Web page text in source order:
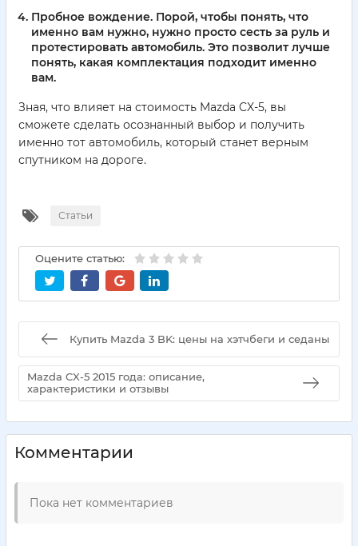
Пробное вождение. Порой, чтобы понять, что
именно вам нужно, нужно просто сесть за руль и
протестировать автомобиль. Это позволит лучше
понять, какая комплектация подходит именно
вам.
Зная, что влияет на стоимость Mazda CX-5, вы
сможете сделать осознанный выбор и получить
именно тот автомобиль, который станет верным
спутником на дороге.
Статьи
Оцените статью:
Купить Mazda 3 BK: цены на хэтчбеги и седаны
Mazda CX-5 2015 года: описание,
характеристики и отзывы
Комментарии
Пока нет комментариев